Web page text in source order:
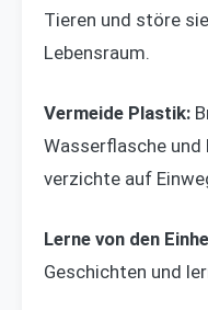
Tieren und störe
Lebensraum.
Vermeide Plastik:
Wasserflasche
verzichte auf
Lerne von den
Geschichten und